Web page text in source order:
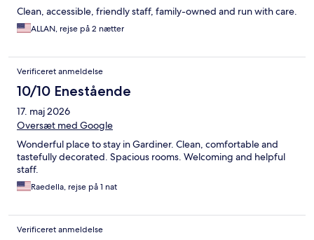
Clean, accessible, friendly staff, family-owned and run with care.
ALLAN, rejse på 2 nætter
Verificeret anmeldelse
10/10 Enestående
17. maj 2026
Oversæt med Google
Wonderful place to stay in Gardiner. Clean, comfortable and
tastefully decorated. Spacious rooms. Welcoming and helpful
staff.
Raedella, rejse på 1 nat
Verificeret anmeldelse